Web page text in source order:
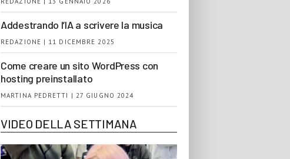
Addestrando l’IA a scrivere la musica
REDAZIONE | 11 DICEMBRE 2025
Come creare un sito WordPress con
hosting preinstallato
MARTINA PEDRETTI | 27 GIUGNO 2024
VIDEO DELLA SETTIMANA